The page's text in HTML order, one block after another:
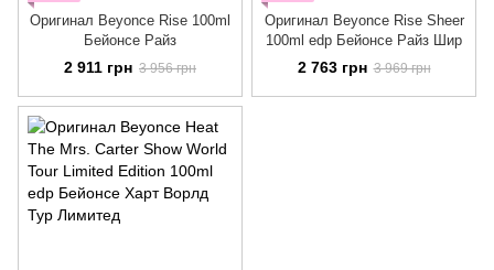
Оригинал Beyonce Rise 100ml
Бейонсе Райз
2 911 грн 3 956 грн
Оригинал Beyonce Rise Sheer
100ml edp Бейонсе Райз Шир
2 763 грн 3 969 грн